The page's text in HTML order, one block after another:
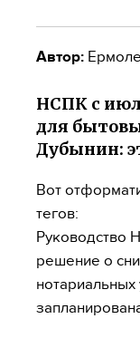
Автор:
НСПК с
для
Дубынин:
Вот
тегов:
Руководство
решение о